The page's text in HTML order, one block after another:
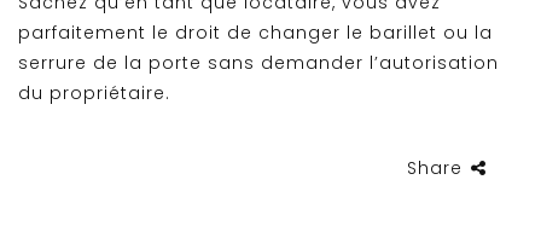
parfaitement le droit de changer le barillet ou la
serrure de la porte sans demander l’autorisation
du propriétaire.
Share